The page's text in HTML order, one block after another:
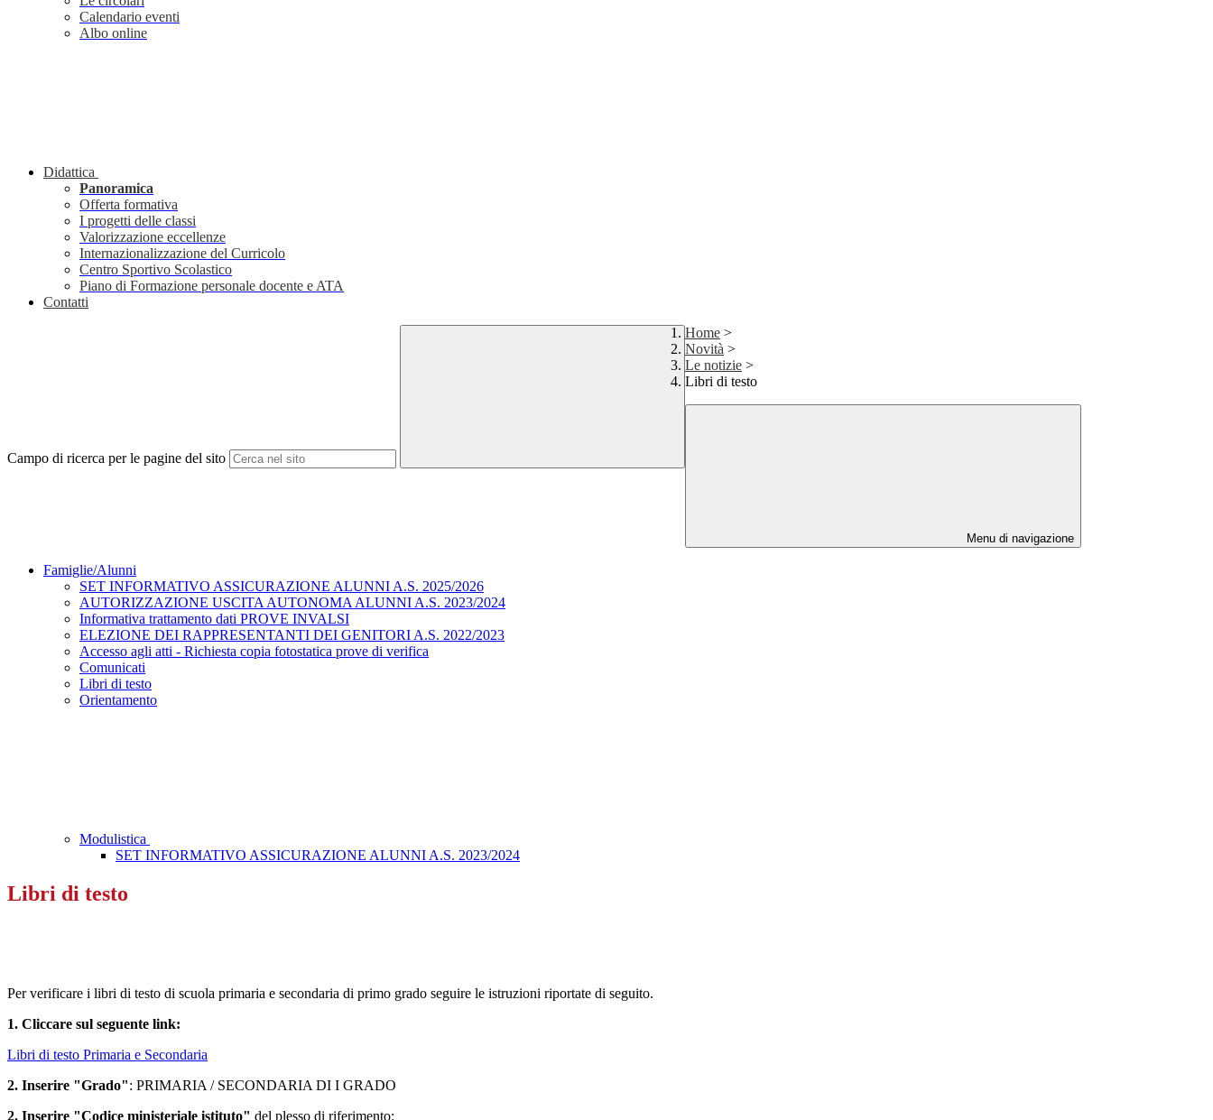
Calendario eventi
Albo online
Didattica
Panoramica
Offerta formativa
I progetti delle classi
Valorizzazione eccellenze
Internazionalizzazione del Curricolo
Centro Sportivo Scolastico
Piano di Formazione personale docente e ATA
Contatti
Campo di ricerca per le pagine del sito
Home >
Novità >
Le notizie >
Libri di testo
Menu di navigazione
Famiglie/Alunni
SET INFORMATIVO ASSICURAZIONE ALUNNI A.S. 2025/2026
AUTORIZZAZIONE USCITA AUTONOMA ALUNNI A.S. 2023/2024
Informativa trattamento dati PROVE INVALSI
ELEZIONE DEI RAPPRESENTANTI DEI GENITORI A.S. 2022/2023
Accesso agli atti - Richiesta copia fotostatica prove di verifica
Comunicati
Libri di testo
Orientamento
Modulistica
SET INFORMATIVO ASSICURAZIONE ALUNNI A.S. 2023/2024
Libri di testo
Per verificare i libri di testo di scuola primaria e secondaria di primo grado seguire le istruzioni riportate di seguito.
1. Cliccare sul seguente link:
Libri di testo Primaria e Secondaria
2. Inserire "Grado": PRIMARIA / SECONDARIA DI I GRADO
2. Inserire "Codice ministeriale istituto" del plesso di riferimento: